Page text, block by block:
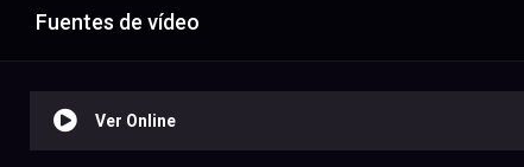
Fuentes de vídeo
Ver Online